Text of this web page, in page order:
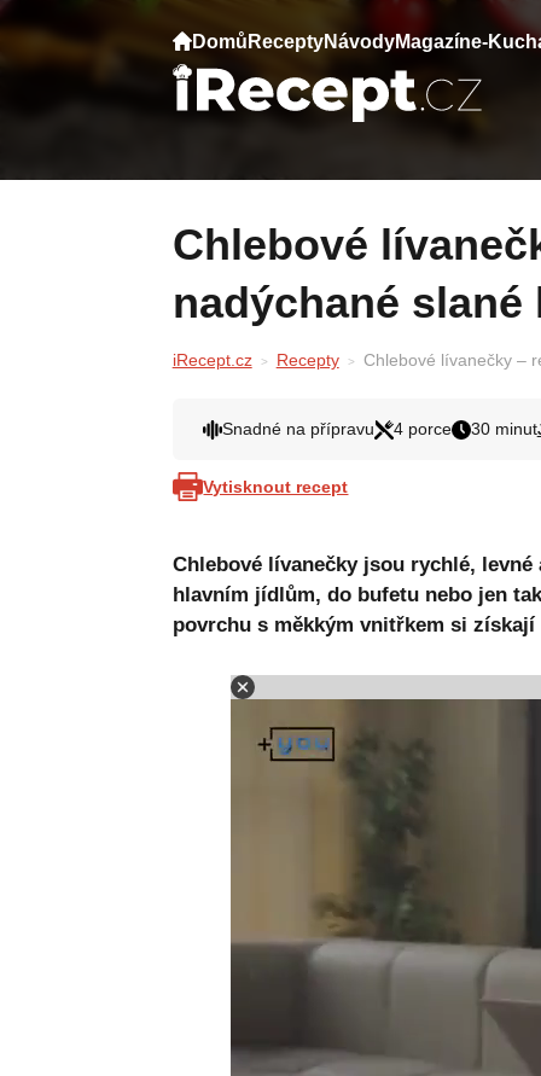
Domů ReceptyNávodyMagazíne-
Chlebové lívanečky – recept na jemné a
nadýchané slané
iRecept.cz Recepty Chlebové lívanečky –
Snadné na přípravu 4 porce 30 minut
Vytisknout recept
Chlebové lívanečky jsou rychlé,
hlavním jídlům, do bufetu nebo jen
povrchu s měkkým vnitřkem si